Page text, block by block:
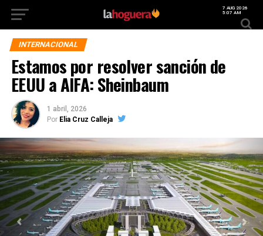
7 AUG 2026
5:07 AM
INTERNACIONAL
Estamos por resolver sanción de
EEUU a AIFA: Sheinbaum
1 abril, 2026
Por Elia Cruz Calleja